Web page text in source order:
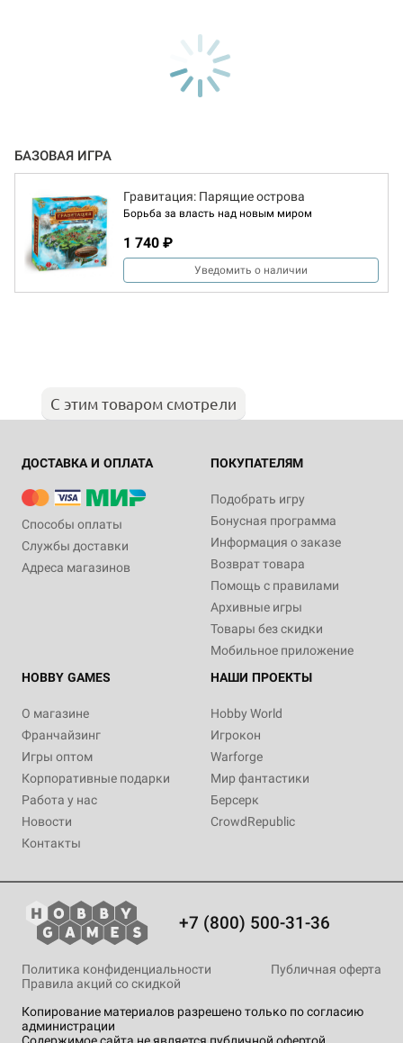
БАЗОВАЯ ИГРА
Гравитация: Парящие острова
Борьба за власть над новым миром
1 740 ₽
Уведомить о наличии
С этим товаром смотрели
ДОСТАВКА И ОПЛАТА
Способы оплаты
Службы доставки
Адреса магазинов
ПОКУПАТЕЛЯМ
Подобрать игру
Бонусная программа
Информация о заказе
Возврат товара
Помощь с правилами
Архивные игры
Товары без скидки
Мобильное приложение
HOBBY GAMES
О магазине
Франчайзинг
Игры оптом
Корпоративные подарки
Работа у нас
Новости
Контакты
НАШИ ПРОЕКТЫ
Hobby World
Игрокон
Warforge
Мир фантастики
Берсерк
CrowdRepublic
+7 (800) 500-31-36
Копирование материалов разрешено только по согласию
администрации
Политика конфиденциальности
Публичная оферта
Правила акций со скидкой